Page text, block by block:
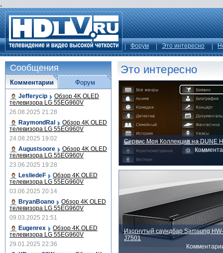
.
Форум Это интересно
Это интересно
Сервис Моя Коллекция на DUNE
Изогнутый саундбар Samsung HW-
J7501
Сообщения
Комментарии
Jefferycip Обзор 4K OLED
телевизора LG 55EG960V
26.08.2025 21:28
RaymondRal
Обзор 4K OLED
телевизора LG 55EG960V
24.08.2025 19:02
Augustsoore
Обзор 4K OLED
телевизора LG 55EG960V
23.06.2025 19:28
LesliedeF
Обзор 4K OLED
телевизора LG 55EG960V
03.06.2025 20:14
BryanBoano
Обзор 4K OLED
телевизора LG 55EG960V
09.03.2025 21:51
Eugenrex
Обзор 4K OLED
телевизора LG 55EG960V
29.01.2025 22:36
Форум